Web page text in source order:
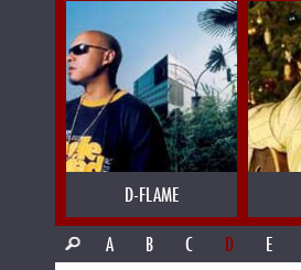
D-FLAME
A
B C D E